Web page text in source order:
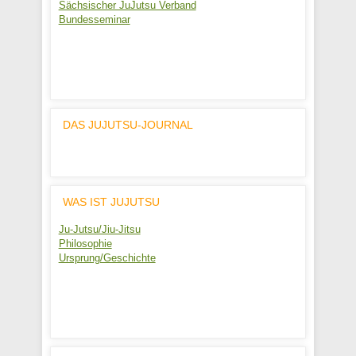
Sächsischer JuJutsu Verband
Bundesseminar
DAS JUJUTSU-JOURNAL
WAS IST JUJUTSU
Ju-Jutsu/Jiu-Jitsu
Philosophie
Ursprung/Geschichte